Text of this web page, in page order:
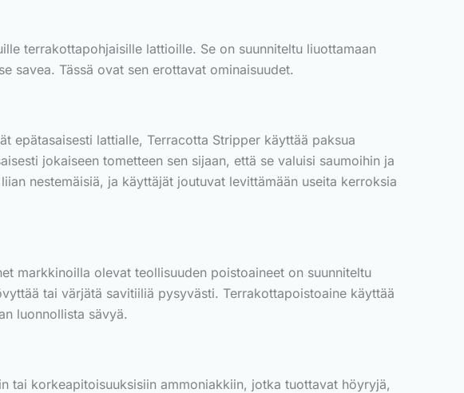
terrakottapohjaisille lattioille. Se on suunniteltu liuottamaan
savea. Tässä ovat sen erottavat ominaisuudet.
epätasaisesti lattialle, Terracotta Stripper käyttää paksua
jokaiseen tometteen sen sijaan, että se valuisi saumoihin ja
nestemäisiä, ja käyttäjät joutuvat levittämään useita kerroksia
markkinoilla olevat teollisuuden poistoaineet on suunniteltu
tai värjätä savitiiliä pysyvästi. Terrakottapoistoaine käyttää
luonnollista sävyä.
tai korkeapitoisuuksisiin ammoniakkiin, jotka tuottavat höyryjä,